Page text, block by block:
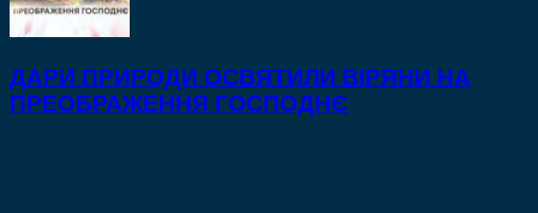
ДАРИ ПРИРОДИ ОСВЯТИЛИ ВІРЯНИ НА
ПРЕОБРАЖЕННЯ ГОСПОДНЄ